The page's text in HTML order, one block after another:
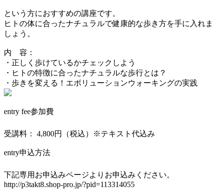
という方におすすめの講座です。
ヒトの体に合ったナチュラルで健康的な歩き方を手に入れま
しょう。
内 容：
・正しく歩けているかチェックしよう
・ヒトの特徴に合ったナチュラルな歩行とは？
・歩きを変える！エボリューションウォーキングの実践
entry fee参加費
受講料： 4,800円（税込）※テキスト代込み
entry申込方法
下記専用お申込みページよりお申込みください。
http://p3takt8.shop-pro.jp/?pid=113314055